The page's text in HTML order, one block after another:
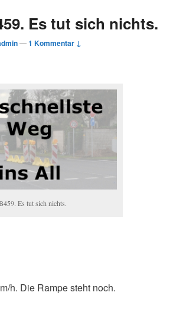
Es tut sich nichts.
—1 Kommentar ↓
Es tut sich nichts.
h. Die Rampe steht noch.